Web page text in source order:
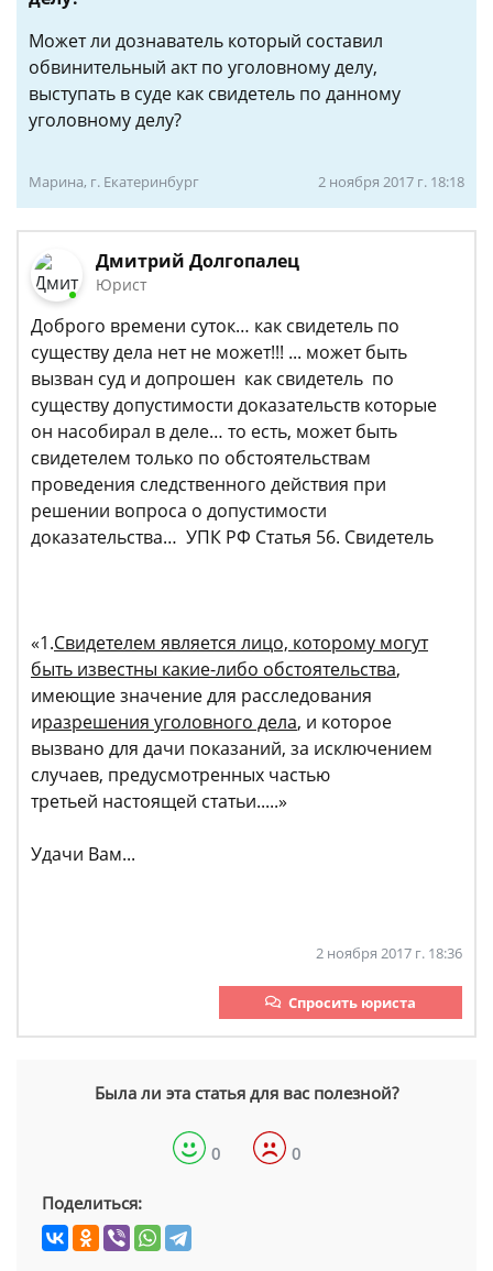
Может ли дознаватель который составил
обвинительный акт по уголовному делу,
выступать в суде как свидетель по данному
уголовному делу?
Марина, г. Екатеринбург 2 ноября 2017 г. 18:18
Дмитрий Долгопалец
Юрист
Доброго времени суток… как свидетель по
существу дела нет не может!!! ...​ может быть
вызван суд и допрошен как свидетель по
существу допустимости доказательств которые
он насобирал в деле… то есть, может быть
свидетелем только по обстоятельствам
проведения следственного действия при
решении вопроса о допустимости
доказательства… УПК РФ Статья 56. Свидетель
«1.Свидетелем является лицо, которому могут
быть известны какие-либо обстоятельства,
имеющие значение для расследования
иразрешения уголовного дела, и которое
вызвано для дачи показаний, за исключением
случаев, предусмотренных частью
третьей настоящей статьи.....»
Удачи Вам...
2 ноября 2017 г. 18:36
Спросить юриста
Была ли эта статья для вас полезной?
0 0
Поделиться: